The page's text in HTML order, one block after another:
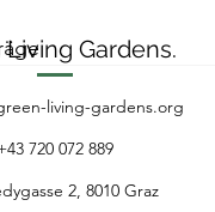
Living Gardens.
living-gardens.org
720 072 889
2, 8010 Graz